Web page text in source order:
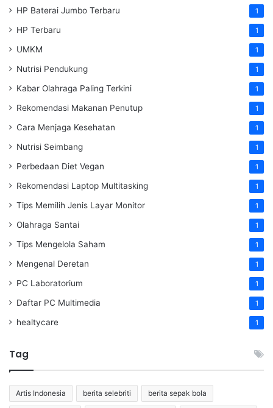
HP Baterai Jumbo Terbaru 1
HP Terbaru 1
UMKM 1
Nutrisi Pendukung 1
Kabar Olahraga Paling Terkini 1
Rekomendasi Makanan Penutup 1
Cara Menjaga Kesehatan 1
Nutrisi Seimbang 1
Perbedaan Diet Vegan 1
Rekomendasi Laptop Multitasking 1
Tips Memilih Jenis Layar Monitor 1
Olahraga Santai 1
Tips Mengelola Saham 1
Mengenal Deretan 1
PC Laboratorium 1
Daftar PC Multimedia 1
healtycare 1
Tag
Artis Indonesia berita selebriti berita sepak bola